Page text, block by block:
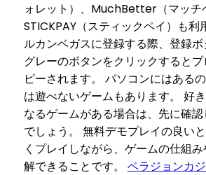
ォレット）、MuchBetter（マッチ
STICKPAY（スティックペイ）も利
ルカンベガスに登録する際、登録
グレーのボタンをクリックすると
ピーされます。 パソコンにはある
は遊べないゲームもあります。 好
なるゲームがある場合は、先に確
でしょう。 無料デモプレイの良い
くプレイしながら、ゲームの仕組
解できることです。 ベラジョンカ